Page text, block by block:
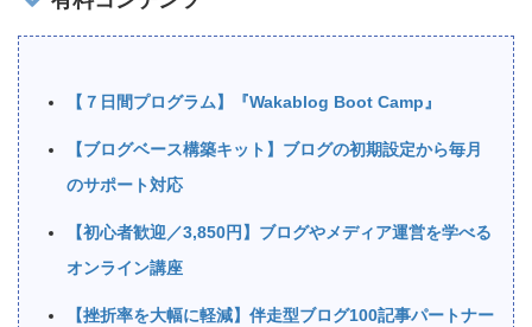
【７日間プログラム】『Wakablog Boot Camp』
【ブログベース構築キット】ブログの初期設定から毎月
のサポート対応
【初心者歓迎／3,850円】ブログやメディア運営を学べる
オンライン講座
【挫折率を大幅に軽減】伴走型ブログ100記事パートナー